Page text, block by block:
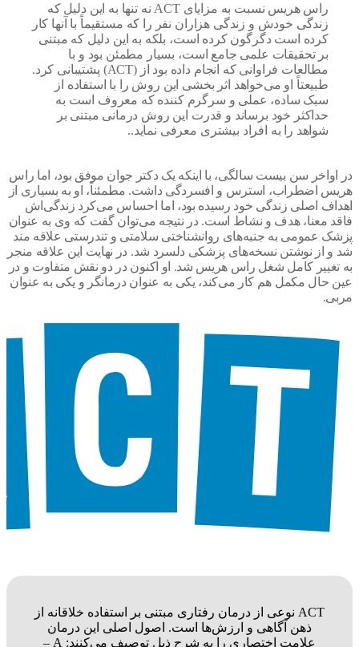
راس هریس نسبت به مزایای ACT نه تنها به این دلیل که
زندگی خودش و زندگی هزاران نفر را که مستقیماً با آنها کار
کرده است دگرگون کرده است، بلکه به این دلیل که مبتنی
بر تحقیقات علمی جامع است، بسیار مطمئن بود و با
مطالعات فراوانی که انجام داده بود از (ACT) پشتیبانی کرد.
طبیعتاً او می‌خواهد اثر بخشی این روش را با استفاده از
سبک ساده، عملی و سرگرم کننده که معروف است به
حداکثر خود برساند و قدرت این روش درمانی مبتنی بر
شواهد را به افراد بیشتری معرفی نماید..
سن بیست سالگی، با اینکه یک دکتر جوان موفق بود، اما راس
اضطراب، استرس و افسردگی داشت. مطمئناً، او به بسیاری از
اصلی زندگی خود رسیده بود، اما احساس می‌کرد زندگی‌اش
معنا، هدف و نشاط است. در نتیجه می‌توان گفت که وی به عنوان
عمومی به جنبه‌های روانشناختی سلامتی و تندرستی علاقه مند
از نوشتن نسخه‌های پزشکی دلسرد شد. در نهایت این علاقه منجر
کامل شغل راس هريس شد. او اکنون در دو نقش متفاوت و در
حال مکمل هم کار می‌کند، یکی به عنوان درمانگر و یکی به عنوان
ACT نوعی از درمان رفتاری مبتنی بر استفاده خلاقانه از
ذهن آگاهی و ارزش‌ها است. اصول اصلی این درمان
علامت اختصاری را به شرح ذیل توصیف می‌کنند: A –